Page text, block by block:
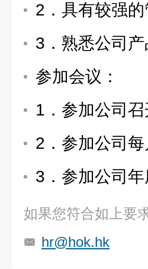
2．具有较强
3．熟悉公司
参加会议：
1．参加公司
2．参加公司
3．参加公司年
如果您符合如上要
hr@hok.hk